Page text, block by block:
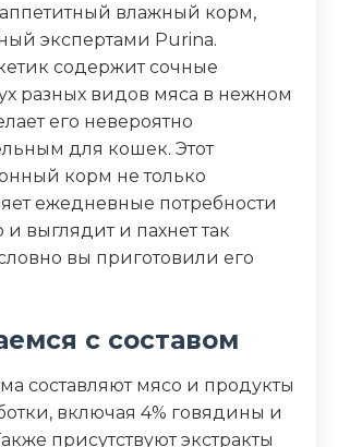
ингредиенты
A, D3, E, железо, йод,
цинк
ценность
11.5
2.5
82
влажный корм,
экспертами Purina.
содержит сочные
разных видов мяса в нежном
его невероятно
для кошек. Этот
корм не только
ежедневные потребности
выглядит и пахнет так
вы приготовили его
с составом
составляют мясо и продукты
включая 4% говядины и
присутствуют экстракты